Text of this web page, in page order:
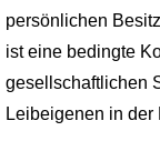
persönlichen
ist eine bedingte
gesellschaftlichen
Leibeigenen in